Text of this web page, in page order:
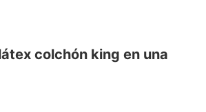
colchón king en una